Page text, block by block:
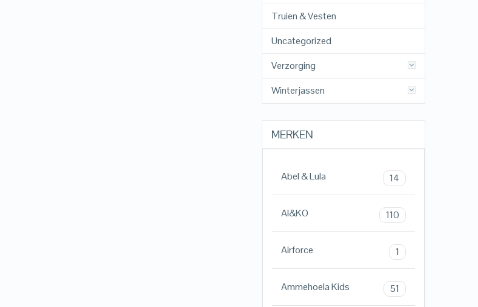
Truien & Vesten
Uncategorized
Verzorging
Winterjassen
MERKEN
Abel & Lula 14
AI&KO 110
Airforce 1
Ammehoela Kids 51